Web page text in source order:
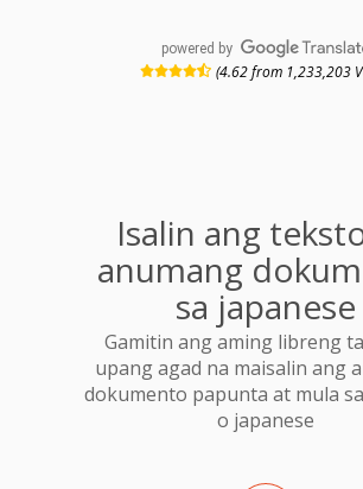
powered by
(4.62 from 1,233,203
Isalin ang
anumang
sa japanese
Gamitin ang aming libreng
upang agad na maisalin ang
dokumento papunta at mula
o japanese